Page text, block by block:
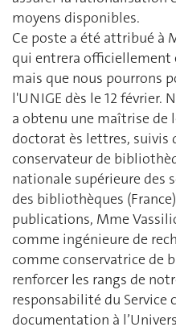
moyens disponibles.
Ce poste a été attribué à
qui entrera officiellement
mais que nous pourrons
l'UNIGE dès le 12 février.
a obtenu une maîtrise de
doctorat ès lettres, suivis
conservateur de
nationale supérieure des
des bibliothèques
publications, Mme
comme ingénieure de
comme conservatrice de
renforcer les rangs de
responsabilité du Service
documentation à